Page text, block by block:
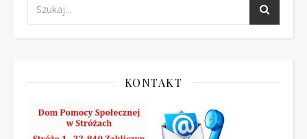
KONTAKT